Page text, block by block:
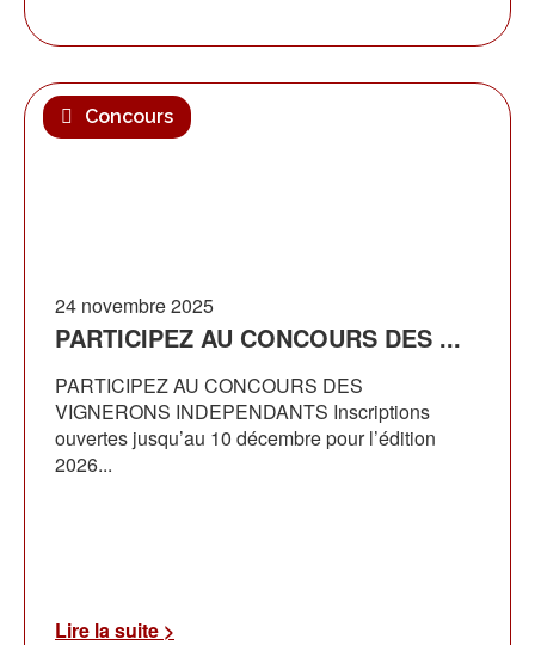
Concours
24 novembre 2025
PARTICIPEZ AU CONCOURS DES ...
PARTICIPEZ AU CONCOURS DES
VIGNERONS INDEPENDANTS Inscriptions
ouvertes jusqu’au 10 décembre pour l’édition
2026...
Lire la suite >